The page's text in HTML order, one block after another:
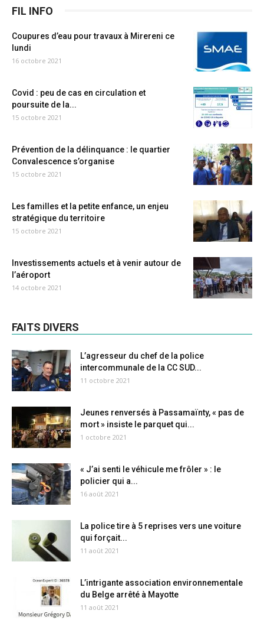
FIL INFO
Coupures d’eau pour travaux à Mirereni ce
lundi
16 octobre 2021
Covid : peu de cas en circulation et
poursuite de la...
15 octobre 2021
Prévention de la délinquance : le quartier
Convalescence s’organise
15 octobre 2021
Les familles et la petite enfance, un enjeu
stratégique du territoire
15 octobre 2021
Investissements actuels et à venir autour de
l’aéroport
14 octobre 2021
FAITS DIVERS
L’agresseur du chef de la police
intercommunale de la CC SUD...
11 octobre 2021
Jeunes renversés à Passamaïnty, « pas de
mort » insiste le parquet qui...
1 octobre 2021
« J’ai senti le véhicule me frôler » : le
policier qui a...
16 août 2021
La police tire à 5 reprises vers une voiture
qui forçait...
11 août 2021
L’intrigante association environnementale
du Belge arrêté à Mayotte
11 août 2021